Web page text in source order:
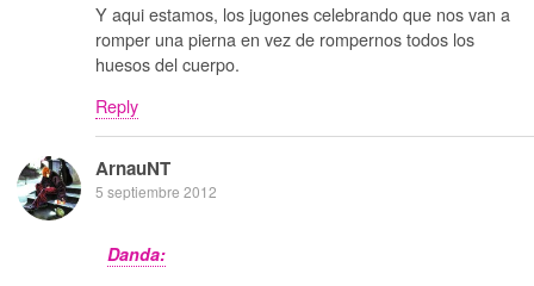
Y aqui estamos, los jugones celebrando que nos van a
romper una pierna en vez de rompernos todos los
huesos del cuerpo.
Reply
ArnauNT
5 septiembre 2012
Danda: